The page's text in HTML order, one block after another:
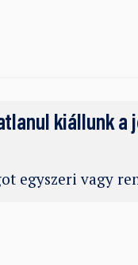
kiállunk a
egyszeri vagy